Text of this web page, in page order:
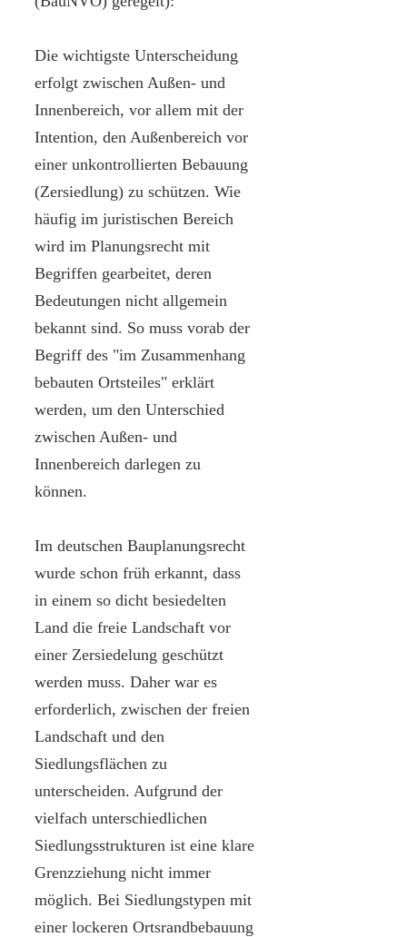
Die wichtigste Unterscheidung
erfolgt zwischen Außen- und
Innenbereich, vor allem mit der
Intention, den Außenbereich vor
einer unkontrollierten Bebauung
(Zersiedlung) zu schützen. Wie
häufig im juristischen Bereich
wird im Planungsrecht mit
Begriffen gearbeitet, deren
Bedeutungen nicht allgemein
bekannt sind. So muss vorab der
Begriff des "im Zusammenhang
bebauten Ortsteiles" erklärt
werden, um den Unterschied
zwischen Außen- und
Innenbereich darlegen zu
können.
Im deutschen Bauplanungsrecht
wurde schon früh erkannt, dass
in einem so dicht besiedelten
Land die freie Landschaft vor
einer Zersiedelung geschützt
werden muss. Daher war es
erforderlich, zwischen der freien
Landschaft und den
Siedlungsflächen zu
unterscheiden. Aufgrund der
vielfach unterschiedlichen
Siedlungsstrukturen ist eine klare
Grenzziehung nicht immer
möglich. Bei Siedlungstypen mit
einer lockeren Ortsrandbebauung